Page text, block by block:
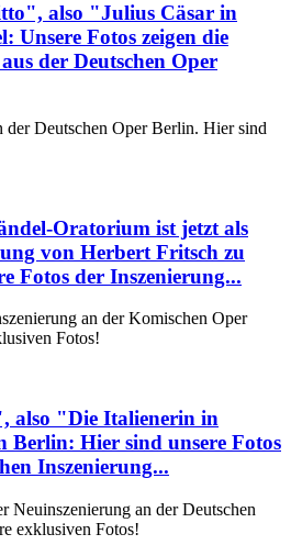
also "Julius Cäsar in
Unsere Fotos zeigen die
der Deutschen Oper
Deutschen Oper Berlin. Hier sind
Oratorium ist jetzt als
von Herbert Fritsch zu
Fotos der Inszenierung...
an der Komischen Oper
Fotos!
"Die Italienerin in
Berlin: Hier sind unsere Fotos
Inszenierung...
an der Deutschen
exklusiven Fotos!